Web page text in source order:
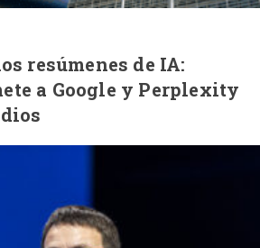
resúmenes de IA:
a Google y Perplexity